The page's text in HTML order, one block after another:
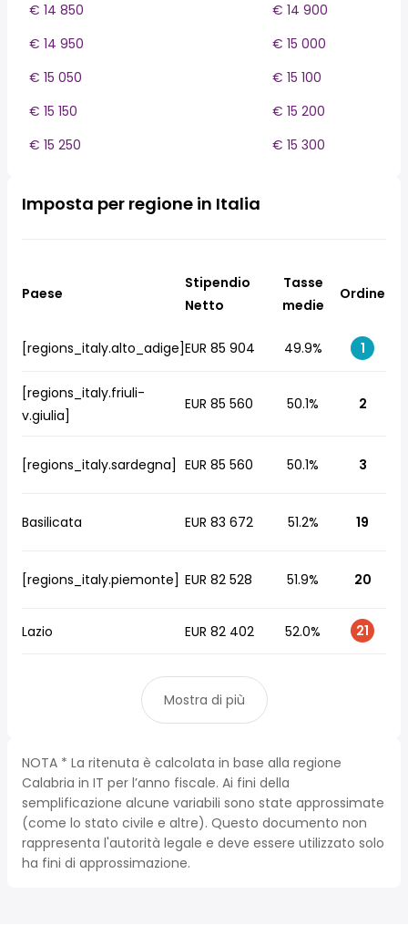
€ 14 850
€ 14 900
€ 14 950
€ 15 000
€ 15 050
€ 15 100
€ 15 150
€ 15 200
€ 15 250
€ 15 300
Imposta per regione in Italia
Paese
Stipendio
Netto
Tasse
medie
Ordine
[regions_italy.alto_adige]EUR 85 904 49.9% 1
[regions_italy.friuli-
v.giulia]
EUR 85 560 50.1% 2
[regions_italy.sardegna] EUR 85 560 50.1% 3
Basilicata EUR 83 672 51.2% 19
[regions_italy.piemonte] EUR 82 528 51.9% 20
Lazio EUR 82 402 52.0% 21
Mostra di più
NOTA * La ritenuta è calcolata in base alla regione
Calabria in IT per l’anno fiscale. Ai fini della
semplificazione alcune variabili sono state approssimate
(come lo stato civile e altre). Questo documento non
rappresenta l'autorità legale e deve essere utilizzato solo
ha fini di approssimazione.